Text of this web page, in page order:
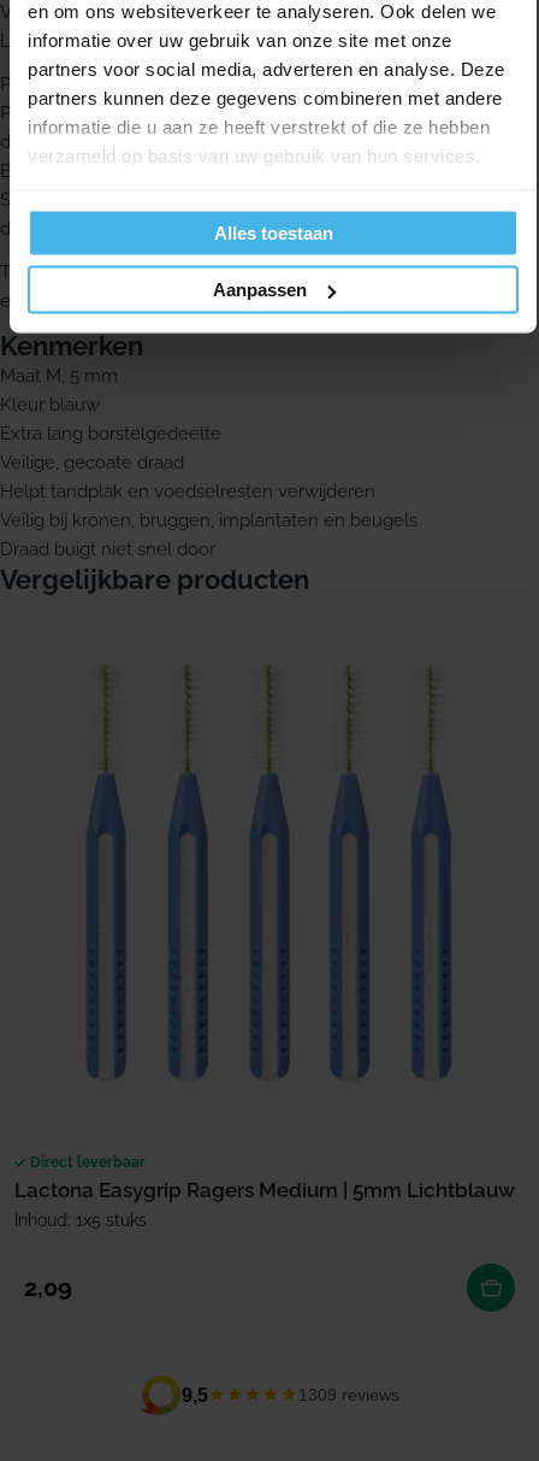
en om ons websiteverkeer te analyseren. Ook delen we
informatie over uw gebruik van onze site met onze
partners voor social media, adverteren en analyse. Deze
partners kunnen deze gegevens combineren met andere
informatie die u aan ze heeft verstrekt of die ze hebben
verzameld op basis van uw gebruik van hun services.
Alles toestaan
Aanpassen
Voor het beste resultaat en gezond tandvlees gebruik je de
Lactona ragers dagelijks.
Pak de rager vast bij het stevige handvat.
Plaats het borsteltje voorzichtig tussen je tanden of kiezen, zo
dicht mogelijk bij het tandvlees.
Beweeg de rager een paar keer horizontaal heen en weer.
Spoel de rager na gebruik goed af onder de kraan en laat hem
drogen.
Tip: combineer het gebruik van de Lactona ragers blauw met
een goede fluoridetandpasta.
Kenmerken
Maat M, 5 mm
Kleur blauw
Extra lang borstelgedeelte
Veilige, gecoate draad
Helpt tandplak en voedselresten verwijderen
Veilig bij kronen, bruggen, implantaten en beugels
Draad buigt niet snel door
Vergelijkbare producten
Direct leverbaar
Lactona Easygrip Ragers Medium | 5mm Lichtblauw
Inhoud: 1x5 stuks
Normale prijs
2,09
9,5★★★★★ 1309 reviews